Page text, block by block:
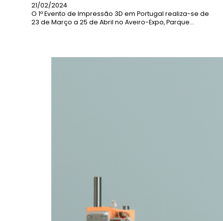
21/02/2024
O 1º Evento de Impressão 3D em Portugal realiza-se de
23 de Março a 25 de Abril no Aveiro-Expo, Parque…